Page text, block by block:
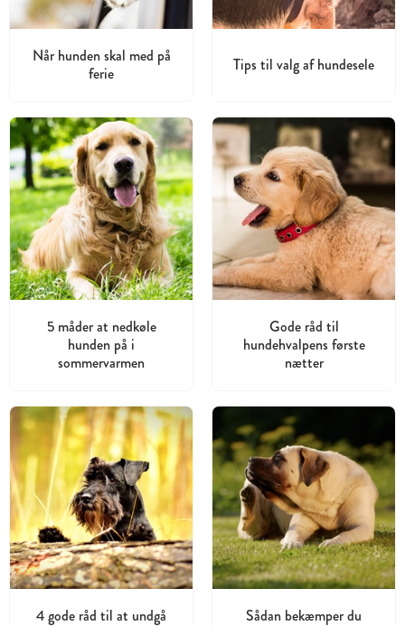
Når hunden skal med på
ferie
Tips til valg af hundesele
5 måder at nedkøle
hunden på i
sommervarmen
Gode råd til
hundehvalpens første
nætter
4 gode råd til at undgå
Sådan bekæmper du